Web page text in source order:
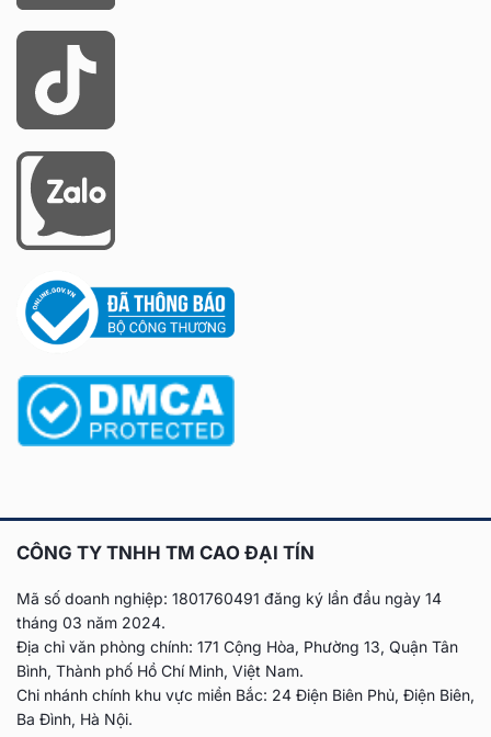
CÔNG TY TNHH TM CAO ĐẠI TÍN
Mã số doanh nghiệp: 1801760491 đăng ký lần đầu ngày 14
tháng 03 năm 2024.
Địa chỉ văn phòng chính: 171 Cộng Hòa, Phường 13, Quận Tân
Bình, Thành phố Hồ Chí Minh, Việt Nam.
Chi nhánh chính khu vực miền Bắc: 24 Điện Biên Phủ, Điện Biên,
Ba Đình, Hà Nội.